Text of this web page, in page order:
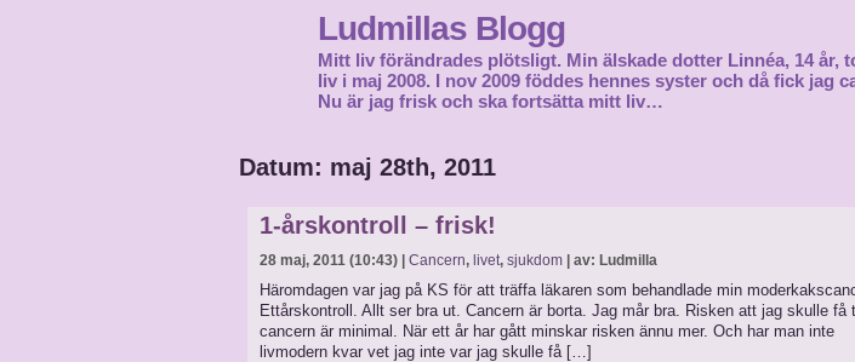
Ludmillas Blogg
Mitt liv förändrades plötsligt. Min älskade dotter Linnéa, 14 år,
liv i maj 2008. I nov 2009 föddes hennes syster och då fick jag
Nu är jag frisk och ska fortsätta mitt liv…
Datum: maj 28th, 2011
1-årskontroll – frisk!
28 maj, 2011 (10:43) | Cancern, livet, sjukdom | av: Ludmilla
Häromdagen var jag på KS för att träffa läkaren som behandlade min
Ettårskontroll. Allt ser bra ut. Cancern är borta. Jag mår bra. Risken att jag skulle få
cancern är minimal. När ett år har gått minskar risken ännu mer. Och har man inte
livmodern kvar vet jag inte var jag skulle få […]